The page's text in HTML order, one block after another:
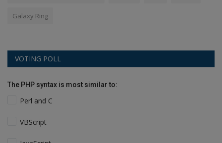
Galaxy Ring
VOTING POLL
The PHP syntax is most similar to:
Perl and C
VBScript